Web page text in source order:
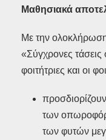
Μαθησιακά
Με την
«Σύγχρονες
φοιτήτριες και οι
προσδιορίζουν
των
των φυτών